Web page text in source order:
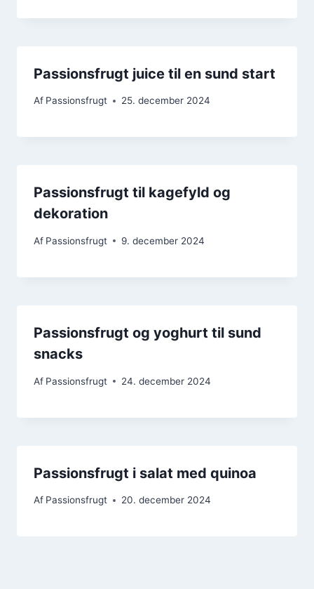
Passionsfrugt juice til en sund start
Af Passionsfrugt 25. december 2024
Passionsfrugt til kagefyld og
dekoration
Af Passionsfrugt 9. december 2024
Passionsfrugt og yoghurt til sund
snacks
Af Passionsfrugt 24. december 2024
Passionsfrugt i salat med quinoa
Af Passionsfrugt 20. december 2024